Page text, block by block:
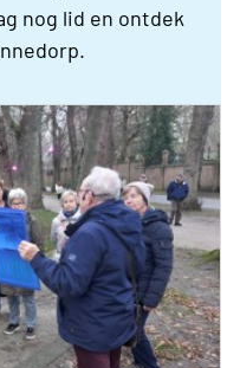
nog lid en ontdek